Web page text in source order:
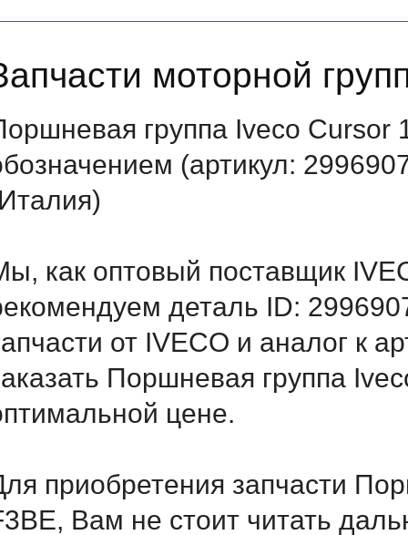
моторной
группа Iveco
(артикул:
как оптовый поставщик
деталь ID:
от IVECO и аналог к
Поршневая группа
цене.
приобретения запчасти
Вам не стоит читать